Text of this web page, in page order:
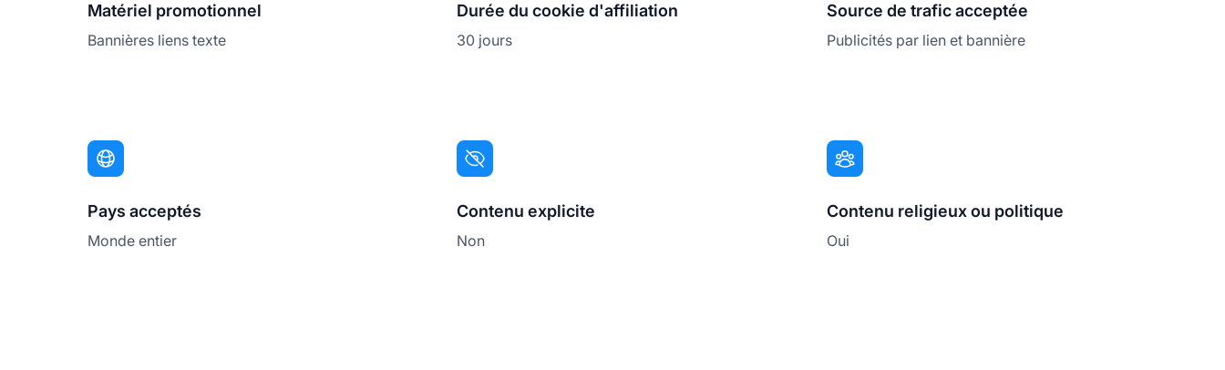
Matériel promotionnel
Bannières liens texte
Durée du cookie d'affiliation
30 jours
Source de trafic acceptée
Publicités par lien et bannière
Pays acceptés
Monde entier
Contenu explicite
Non
Contenu religieux ou politique
Oui